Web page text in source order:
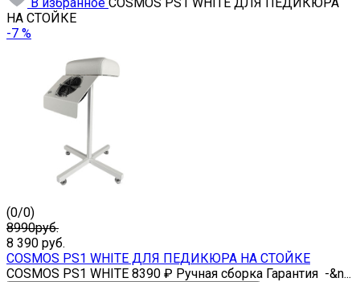
НА СТОЙКЕ
-7 %
(0/0)
8990руб.
8 390 руб.
COSMOS PS1 WHITE ДЛЯ ПЕДИКЮРА НА СТОЙКЕ
COSMOS PS1 WHITE 8390 ₽ Ручная сборка Гарантия -&n...